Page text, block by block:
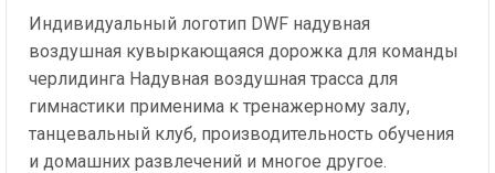
Индивидуальный логотип DWF надувная
воздушная кувыркающаяся дорожка для команды
черлидинга Надувная воздушная трасса для
гимнастики применима к тренажерному залу,
танцевальный клуб, производительность обучения
и домашних развлечений и многое другое.